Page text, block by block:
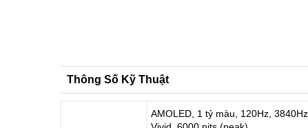
Thông Số Kỹ Thuật
AMOLED, 1 tỷ màu, 120Hz,